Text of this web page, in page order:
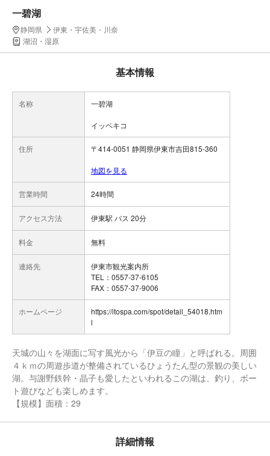
一碧湖
静岡県
伊東・宇佐美・川奈
湖沼・湿原
基本情報
名称 一碧湖
イッペキコ
住所 〒414-0051 静岡県伊東市吉田815-360
地図を見る
営業時間 24時間
アクセス方法 伊東駅 バス 20分
料金 無料
連絡先
伊東市観光案内所
TEL：0557-37-6105
FAX：0557-37-9006
ホームページ
https://itospa.com/spot/detail_54018.htm
l
天城の山々を湖面に写す風光から「伊豆の瞳」と呼ばれる。周囲
４ｋｍの周遊歩道が整備されているひょうたん型の景観の美しい
湖。与謝野鉄幹・晶子も愛したといわれるこの湖は、釣り、ボー
ト遊びなども楽しめます。
【規模】面積：29
詳細情報